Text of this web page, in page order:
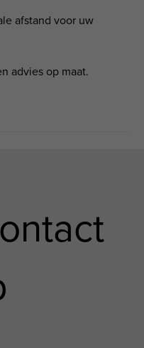
afstand voor uw
advies op maat.